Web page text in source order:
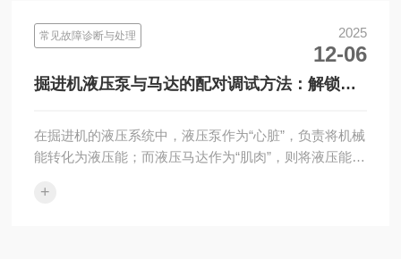
常见故障诊断与处理 2025
12-06
掘进机液压泵与马达的配对调试方法：解锁系
在掘进机的液压系统中，液压泵作为“心脏”，负责将机械
能转化为液压能；而液压马达作为“肌肉”，则将液压能重
之间的匹···
+